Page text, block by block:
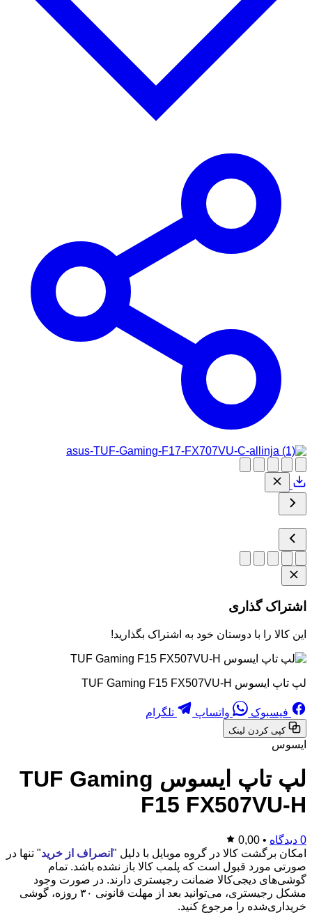
اشتراک گذاری
این کالا را با دوستان خود به اشتراک بگذارید!
لپ تاپ ایسوس TUF Gaming F15 FX507VU-H
فیسبوک واتساپ تلگرام
کپی کردن لینک
ایسوس
لپ تاپ ایسوس TUF Gaming
F15 FX507VU-H
0 دیدگاه •
0,00
امکان برگشت کالا در گروه موبایل با دلیل " انصراف از خرید" تنها در
صورتی مورد قبول است که پلمب کالا باز نشده باشد. تمام
گوشی‌های دیجی‌کالا ضمانت رجیستری دارند. در صورت وجود
مشکل رجیستری، می‌توانید بعد از مهلت قانونی ۳۰ روزه، گوشی
خریداری‌شده را مرجوع کنید.